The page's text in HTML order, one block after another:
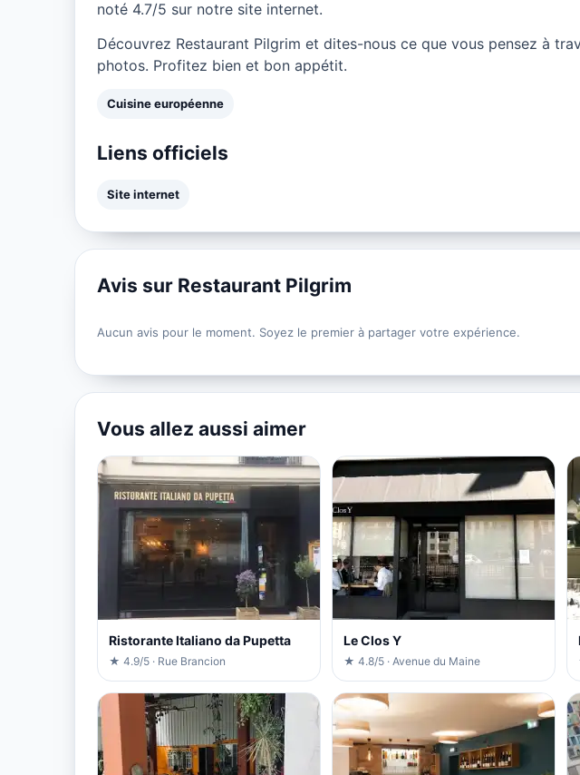
noté 4.7/5 sur notre site internet.
Découvrez Restaurant Pilgrim et dites-nous ce que vous pensez à
photos. Profitez bien et bon appétit.
Cuisine européenne
Liens officiels
Site internet
Avis sur Restaurant Pilgrim
Aucun avis pour le moment. Soyez le premier à partager votre expérience.
Vous allez aussi aimer
Ristorante Italiano da Pupetta
★ 4.9/5 · Rue Brancion
Le Clos Y
★ 4.8/5 · Avenue du Maine